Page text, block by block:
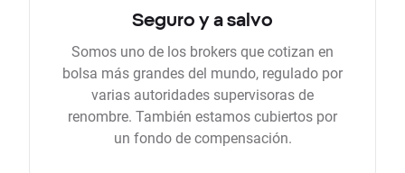
Seguro y a salvo
Somos uno de los brokers que cotizan en
bolsa más grandes del mundo, regulado por
varias autoridades supervisoras de
renombre. También estamos cubiertos por
un fondo de compensación.